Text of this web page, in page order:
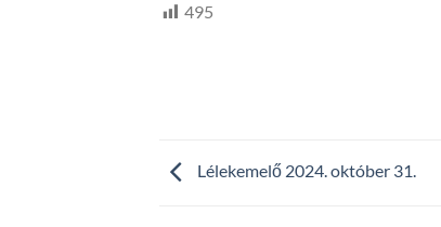
495
Lélekemelő 2024. október 31.